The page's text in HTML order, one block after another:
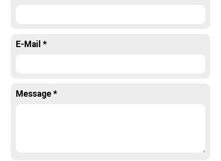
E-Mail *
Message *